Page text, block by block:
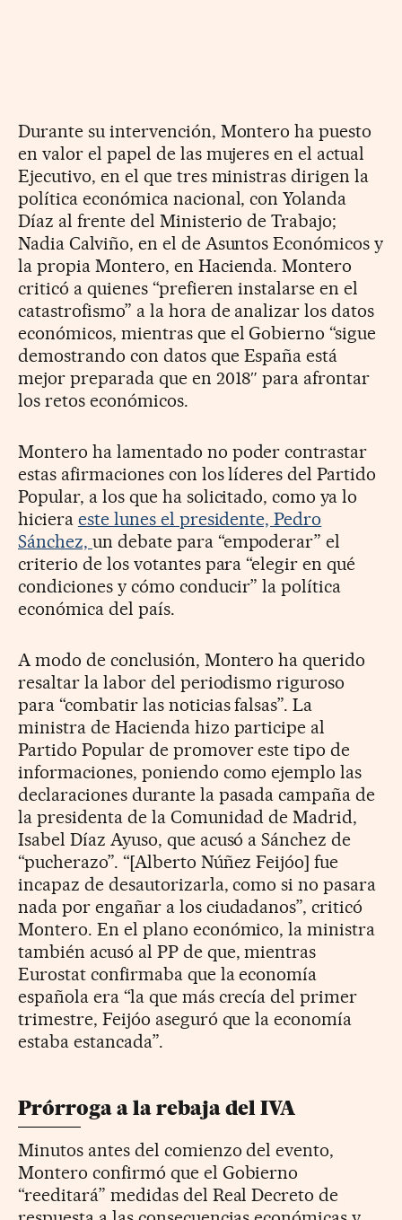
Durante su intervención, Montero ha puesto
en valor el papel de las mujeres en el actual
Ejecutivo, en el que tres ministras dirigen la
política económica nacional, con Yolanda
Díaz al frente del Ministerio de Trabajo;
Nadia Calviño, en el de Asuntos Económicos y
la propia Montero, en Hacienda. Montero
criticó a quienes “prefieren instalarse en el
catastrofismo” a la hora de analizar los datos
económicos, mientras que el Gobierno “sigue
demostrando con datos que España está
mejor preparada que en 2018″ para afrontar
los retos económicos.
Montero ha lamentado no poder contrastar
estas afirmaciones con los líderes del Partido
Popular, a los que ha solicitado, como ya lo
hiciera este lunes el presidente, Pedro
Sánchez, un debate para “empoderar” el
criterio de los votantes para “elegir en qué
condiciones y cómo conducir” la política
económica del país.
A modo de conclusión, Montero ha querido
resaltar la labor del periodismo riguroso
para “combatir las noticias falsas”. La
ministra de Hacienda hizo participe al
Partido Popular de promover este tipo de
informaciones, poniendo como ejemplo las
declaraciones durante la pasada campaña de
la presidenta de la Comunidad de Madrid,
Isabel Díaz Ayuso, que acusó a Sánchez de
“pucherazo”. “[Alberto Núñez Feijóo] fue
incapaz de desautorizarla, como si no pasara
nada por engañar a los ciudadanos”, criticó
Montero. En el plano económico, la ministra
también acusó al PP de que, mientras
Eurostat confirmaba que la economía
española era “la que más crecía del primer
trimestre, Feijóo aseguró que la economía
estaba estancada”.
Prórroga a la rebaja del IVA
Minutos antes del comienzo del evento,
Montero confirmó que el Gobierno
“reeditará” medidas del Real Decreto de